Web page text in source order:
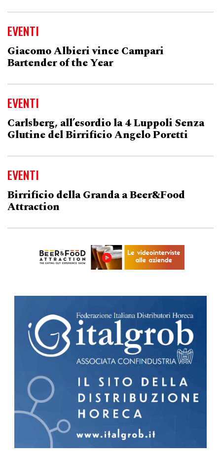
EVENTI
Giacomo Albieri vince Campari
Bartender of the Year
EVENTI
Carlsberg, all’esordio la 4 Luppoli Senza
Glutine del Birrificio Angelo Poretti
EVENTI
Birrificio della Granda a Beer&Food
Attraction